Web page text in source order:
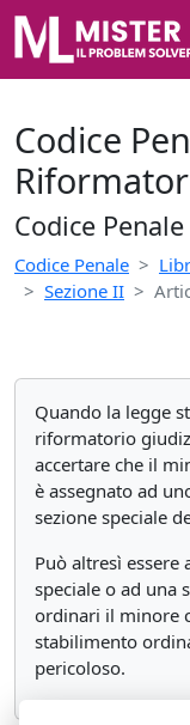
Codice
Codice Penale
Codice Penale
Sezione II
Quando la legge
riformatorio
accertare che il
è assegnato ad
sezione speciale
Può altresì
speciale o ad una
ordinari il minore
stabilimento
pericoloso.